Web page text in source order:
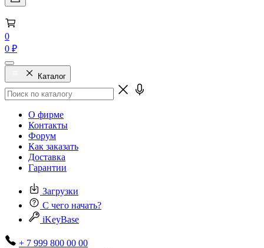
0
0 ₽
Каталог
О фирме
Контакты
Форум
Как заказать
Доставка
Гарантии
Загрузки
С чего начать?
iKeyBase
+ 7 999 800 00 00